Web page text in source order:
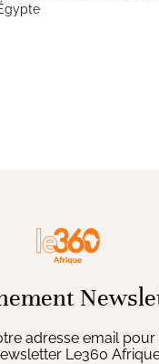
adresse email
Le360